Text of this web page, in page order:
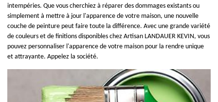
intempéries. Que vous cherchiez à réparer des dommages existants ou
simplement à mettre à jour l'apparence de votre maison, une nouvelle
couche de peinture peut faire toute la différence. Avec une grande variété
de couleurs et de finitions disponibles chez Artisan LANDAUER KEVIN, vous
pouvez personnaliser l'apparence de votre maison pour la rendre unique
et attrayante. Appelez la société.